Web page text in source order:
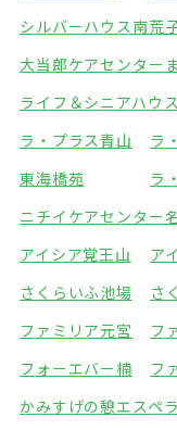
シルバーハウス南荒
大当郎ケアセンター
ライフ＆シニアハウ
ラ・プラス青山
ラ
東海橋苑
ラ
ニチイケアセンター
アイシア覚王山
ア
さくらいふ池場
さ
ファミリア元宮
フ
フォーエバー楠
フ
かみすげの憩エスペ